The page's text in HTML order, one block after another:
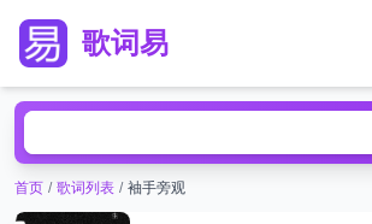
歌词易
首页 / 歌词列表 / 袖手旁观